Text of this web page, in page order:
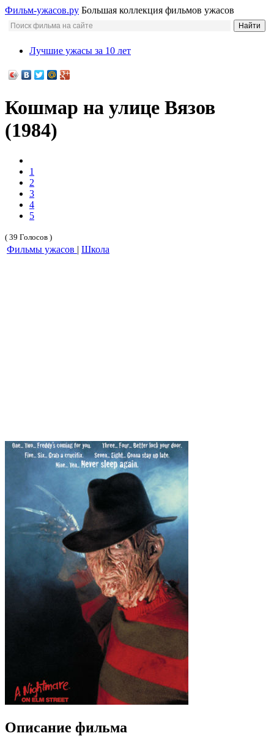
Фильм-ужасов.ру Большая коллекция фильмов ужасов
Лучшие ужасы за 10 лет
Кошмар на улице Вязов
(1984)
1
2
3
4
5
( 39 Голосов )
Фильмы ужасов | Школа
Описание фильма